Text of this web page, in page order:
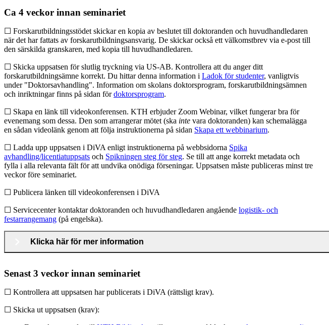
Ca 4 veckor innan seminariet
☐ Forskarutbildningsstödet skickar en kopia av beslutet till doktoranden och huvudhandledaren
när det har fattats av forskarutbildningsansvarig. De skickar också ett välkomstbrev via e-post till
den särskilda granskaren, med kopia till huvudhandledaren.
☐ Skicka uppsatsen för slutlig tryckning via US-AB. Kontrollera att du anger ditt
forskarutbildningsämne korrekt. Du hittar denna information i Ladok för studenter, vanligtvis
under "Doktorsavhandling". Information om skolans doktorsprogram, forskarutbildningsämnen
och inriktningar finns på sidan fördoktorsprogram.
☐ Skapa en länk till videokonferensen. KTH erbjuder Zoom Webinar, vilket fungerar bra för
evenemang som dessa. Den som arrangerar mötet (ska inte vara doktoranden) kan schemalägga
en sådan videolänk genom att följa instruktionerna på sidan Skapa ett webbinarium.
☐ Ladda upp uppsatsen i DiVA enligt instruktionerna på webbsidorna Spika
avhandling/licentiatuppsats och Spikningen steg för steg. Se till att ange korrekt metadata och
fylla i alla relevanta fält för att undvika onödiga förseningar. Uppsatsen måste publiceras minst tre
veckor före seminariet.
☐ Publicera länken till videokonferensen i DiVA
☐ Servicecenter kontaktar doktoranden och huvudhandledaren angående logistik- och
festarrangemang (på engelska).
Klicka här för mer information
Senast 3 veckor innan seminariet
☐ Kontrollera att uppsatsen har publicerats i DiVA (rättsligt krav).
☐ Skicka ut uppsatsen (krav):